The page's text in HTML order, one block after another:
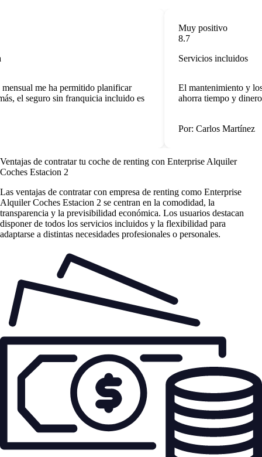
me ha permitido planificar
el seguro sin franquicia incluido es
Muy positivo
8.7
Servicios incluidos
El mantenimiento y
ahorra tiempo y
Por: Carlos Martínez
Ventajas de contratar tu coche de renting con Enterprise Alquiler
Coches Estacion 2
Las ventajas de contratar con empresa de renting como Enterprise
Alquiler Coches Estacion 2 se centran en la comodidad, la
transparencia y la previsibilidad económica. Los usuarios destacan
disponer de todos los servicios incluidos y la flexibilidad para
adaptarse a distintas necesidades profesionales o personales.